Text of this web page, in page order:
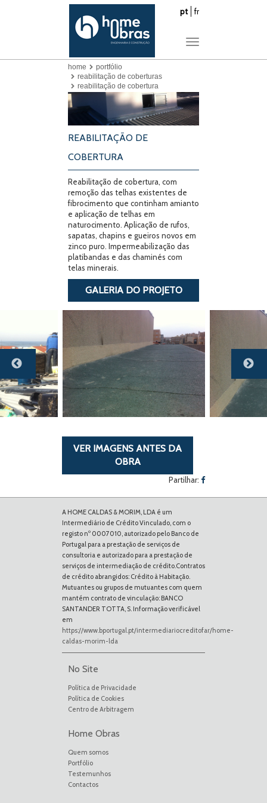
pt fr
Toggle
home
portfólio
reabilitação de coberturas
reabilitação de cobertura
REABILITAÇÃO DE
COBERTURA
Reabilitação de cobertura, com
remoção das telhas existentes de
fibrocimento que continham amianto
e aplicação de telhas em
naturocimento. Aplicação de rufos,
sapatas, chapins e gueiros novos em
zinco puro. Impermeabilização das
platibandas e das chaminés com
telas minerais.
GALERIA DO PROJETO
VER IMAGENS ANTES DA
OBRA
Partilhar:
A HOME CALDAS & MORIM, LDA é um
Intermediário de Crédito Vinculado, com o
registo nº 0007010, autorizado pelo Banco de
Portugal para a prestação de serviços de
consultoria e autorizado para a prestação de
serviços de intermediação de crédito.Contratos
de crédito abrangidos: Crédito à Habitação.
Mutuantes ou grupos de mutuantes com quem
mantém contrato de vinculação: BANCO
SANTANDER TOTTA, S. Informação verificável
em
https://www.bportugal.pt/intermediariocreditofar/home-
caldas-morim-lda
No Site
Política de Privacidade
Política de Cookies
Centro de Arbitragem
Home Obras
Quem somos
Portfólio
Testemunhos
Contactos